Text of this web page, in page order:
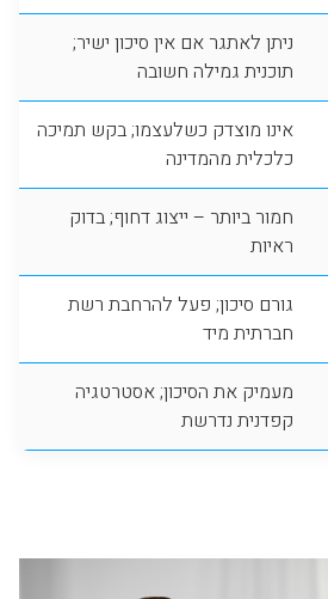
ניתן לאתגר אם אין סיכון ישיר;
תוכנית גמילה חשובה
אינו מוצדק כשלעצמו; בקש תמיכה
כלכלית מהמדינה
חמור ביותר – ייצוג דחוף; בדוק
ראיות
גורם סיכון; פעל להרחבת רשת
חברתית מיד
מעמיק את הסיכון; אסטרטגיה
קפדנית נדרשת